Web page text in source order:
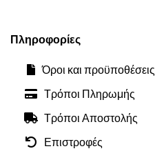
Πληροφορίες
Όροι και προϋποθέσεις
Τρόποι Πληρωμής
Τρόποι Αποστολής
Επιστροφές